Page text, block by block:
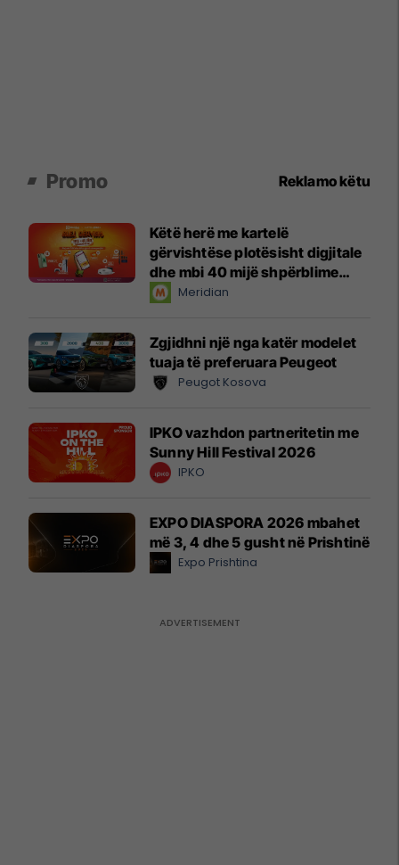
Promo Reklamo këtu
Këtë herë me kartelë
gërvishtëse plotësisht digjitale
dhe mbi 40 mijë shpërblime
instant!Meridian
Zgjidhni një nga katër modelet
tuaja të preferuara Peugeot
Peugot Kosova
IPKO vazhdon partneritetin me
Sunny Hill Festival 2026
IPKO
EXPO DIASPORA 2026 mbahet
më 3, 4 dhe 5 gusht në Prishtinë
Expo Prishtina